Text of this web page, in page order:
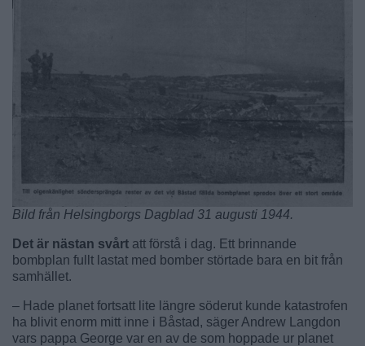
Bild från Helsingborgs Dagblad 31 augusti 1944.
Det är nästan svårt att förstå i dag. Ett brinnande
bombplan fullt lastat med bomber störtade bara en bit från
samhället.
– Hade planet fortsatt lite längre söderut kunde katastrofen
ha blivit enorm mitt inne i Båstad, säger Andrew Langdon
vars pappa George var en av de som hoppade ur planet